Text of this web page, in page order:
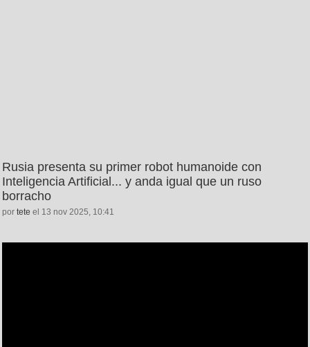
Rusia presenta su primer robot humanoide con
Inteligencia Artificial... y anda igual que un ruso
borracho
por tete el 13 nov 2025, 10:41